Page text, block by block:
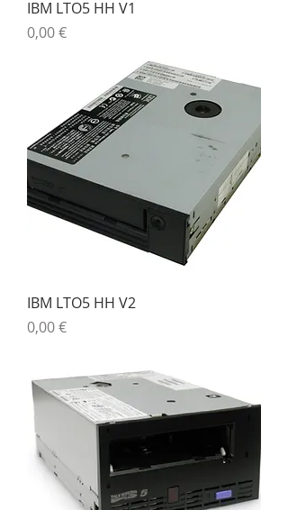
IBM LTO5 HH V1
Precio
0,00 €
IBM LTO5 HH V2
Precio
0,00 €